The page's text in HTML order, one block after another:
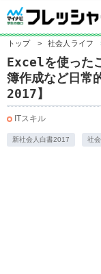
トップ > 社会人ライフ
Excelを使った
簿作成など日常
2017】
ITスキル
新社会人白書2017 社